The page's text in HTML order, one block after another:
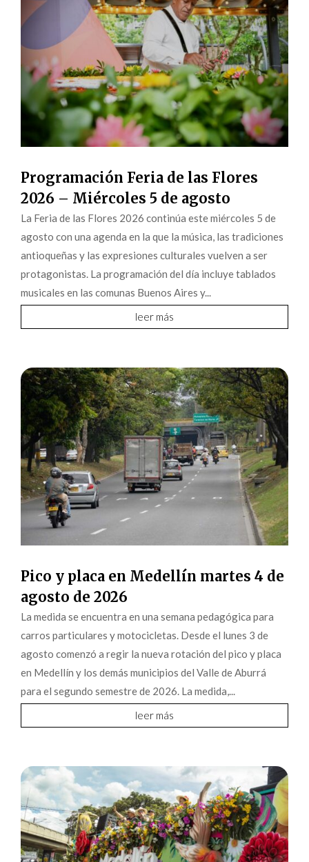
Programación Feria de las Flores
2026 – Miércoles 5 de agosto
La Feria de las Flores 2026 continúa este miércoles 5 de
agosto con una agenda en la que la música, las tradiciones
antioqueñas y las expresiones culturales vuelven a ser
protagonistas. La programación del día incluye tablados
musicales en las comunas Buenos Aires y...
leer más
Pico y placa en Medellín martes 4 de
agosto de 2026
La medida se encuentra en una semana pedagógica para
carros particulares y motocicletas. Desde el lunes 3 de
agosto comenzó a regir la nueva rotación del pico y placa
en Medellín y los demás municipios del Valle de Aburrá
para el segundo semestre de 2026. La medida,...
leer más